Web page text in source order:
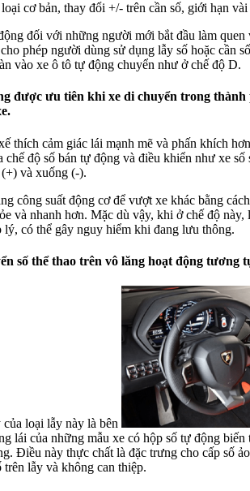
cơ bản, thay đổi +/- trên cần số, giới hạn
đối với những người mới bắt đầu làm
phép người dùng sử dụng lẫy số hoặc cần
vào xe ô tô tự động chuyển như ở chế độ D.
được ưu tiên khi xe di chuyển trong thành
thích cảm giác lái mạnh mẽ và phấn khích
chế độ số bán tự động và điều khiển như xe
và xuống (-).
công suất động cơ để vượt xe khác bằng
và nhanh hơn. Mặc dù vậy, khi ở chế độ
lý, có thể gây nguy hiểm khi đang lưu thông.
số thể thao trên vô lăng hoạt động tương
loại lẫy này là bên
lái của những mẫu xe có hộp số tự động
Điều này thực chất là đặc trưng cho cấp số
trên lẫy và không can thiệp.